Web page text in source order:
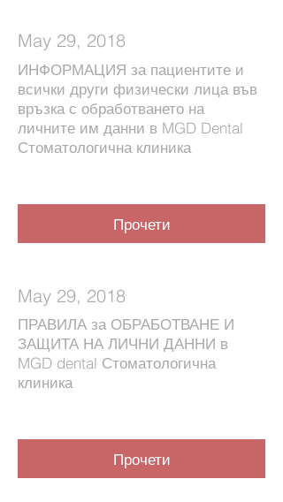
May 29, 2018
ИНФОРМАЦИЯ за пациентите и
всички други физически лица във
връзка с обработването на
личните им данни в MGD Dental
Стоматологична клиника
Прочети
May 29, 2018
ПРАВИЛА за ОБРАБОТВАНЕ И
ЗАЩИТА НА ЛИЧНИ ДАННИ в
MGD dental Стоматологична
клиника
Прочети